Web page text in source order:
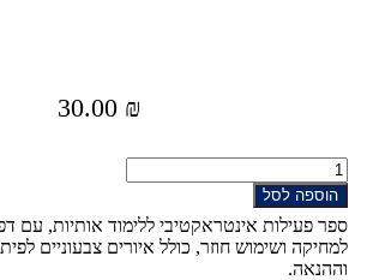
30.00 ₪
הוספה לסל
ספר פעילות אינטראקטיבי ללימוד אותיות, עם
למחיקה ושימוש חוזר, כולל איורים צבעוניים
וההנאה.